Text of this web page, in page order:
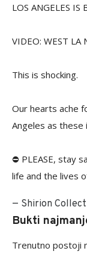
LOS ANGELES IS
VIDEO: WEST
This is shocking.
Our hearts ache
Angeles as these
⛔️ PLEASE, stay
life and the lives
— Shirion
Bukti
Trenutno postoji